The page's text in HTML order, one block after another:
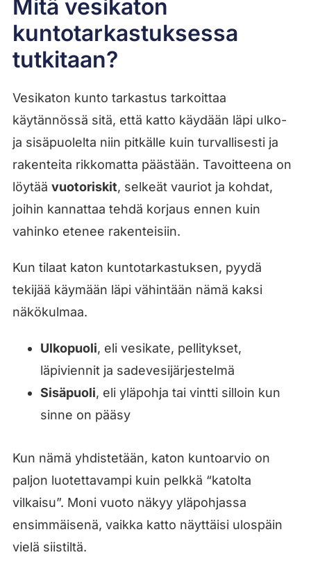
Mitä vesikaton
kuntotarkastuksessa
tutkitaan?
Vesikaton kunto tarkastus tarkoittaa
käytännössä sitä, että katto käydään läpi ulko-
ja sisäpuolelta niin pitkälle kuin turvallisesti ja
rakenteita rikkomatta päästään. Tavoitteena on
löytää vuotoriskit, selkeät vauriot ja kohdat,
joihin kannattaa tehdä korjaus ennen kuin
vahinko etenee rakenteisiin.
Kun tilaat katon kuntotarkastuksen, pyydä
tekijää käymään läpi vähintään nämä kaksi
näkökulmaa.
Ulkopuoli, eli vesikate, pellitykset,
läpiviennit ja sadevesijärjestelmä
Sisäpuoli, eli yläpohja tai vintti silloin kun
sinne on pääsy
Kun nämä yhdistetään, katon kuntoarvio on
paljon luotettavampi kuin pelkkä “katolta
vilkaisu”. Moni vuoto näkyy yläpohjassa
ensimmäisenä, vaikka katto näyttäisi ulospäin
vielä siistiltä.